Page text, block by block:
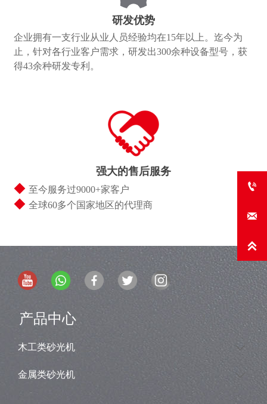
研发优势
企业拥有一支行业从业人员经验均在15年以上。迄今为
止，针对各行业客户需求，研发出300余种设备型号，获
得43余种研发专利。
强大的售后服务
◆ 至今服务过9000+家客户
◆ 全球60多个国家地区的代理商
产品中心
木工类砂光机 
金属类砂光机 


